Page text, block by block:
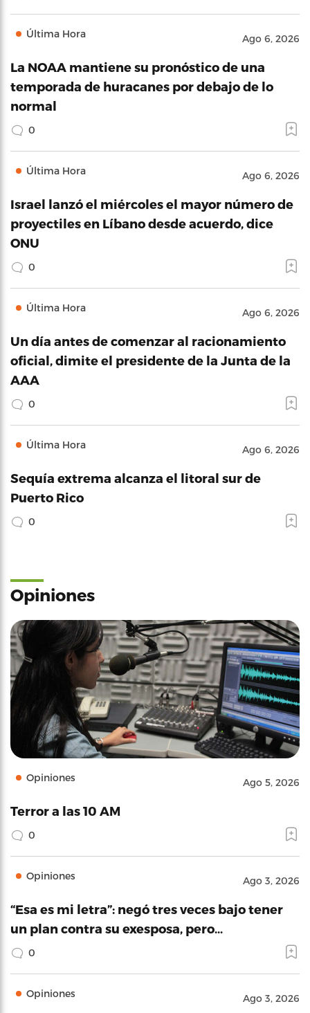
Última Hora Ago 6, 2026
La NOAA mantiene su pronóstico de una
temporada de huracanes por debajo de lo
normal
0
Última Hora Ago 6, 2026
Israel lanzó el miércoles el mayor número de
proyectiles en Líbano desde acuerdo, dice
ONU
0
Última Hora Ago 6, 2026
Un día antes de comenzar al racionamiento
oficial, dimite el presidente de la Junta de la
AAA
0
Última Hora Ago 6, 2026
Sequía extrema alcanza el litoral sur de
Puerto Rico
0
Opiniones
Opiniones Ago 5, 2026
Terror a las 10 AM
0
Opiniones Ago 3, 2026
“Esa es mi letra”: negó tres veces bajo tener
un plan contra su exesposa, pero…
0
Opiniones Ago 3, 2026